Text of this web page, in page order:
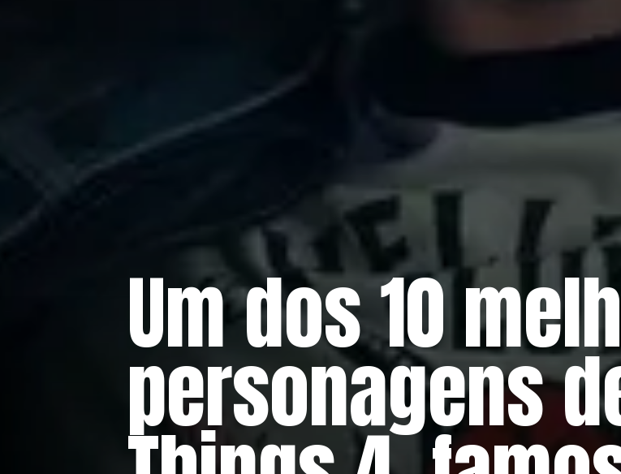
Um dos 10
personagens